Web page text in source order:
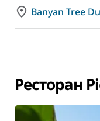
Banyan Tree
Ресторан